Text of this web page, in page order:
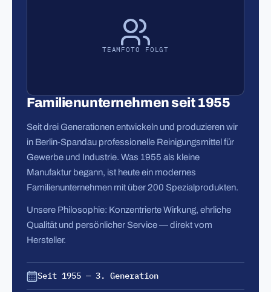
TEAMFOTO FOLGT
Familienunternehmen seit 1955
Seit drei Generationen entwickeln und produzieren wir
in Berlin-Spandau professionelle Reinigungsmittel für
Gewerbe und Industrie. Was 1955 als kleine
Manufaktur begann, ist heute ein modernes
Familienunternehmen mit über 200 Spezialprodukten.
Unsere Philosophie: Konzentrierte Wirkung, ehrliche
Qualität und persönlicher Service — direkt vom
Hersteller.
Seit 1955 — 3. Generation